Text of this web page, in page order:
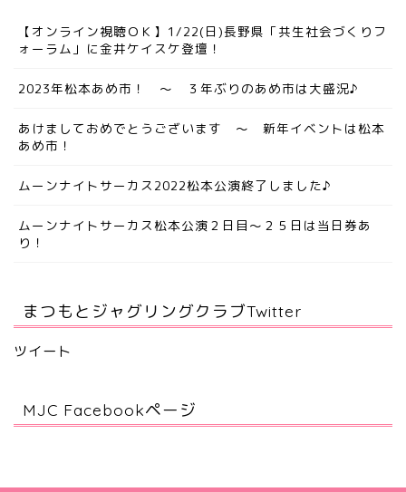
【オンライン視聴ＯＫ】1/22(日)長野県「共生社会づくりフ
ォーラム」に金井ケイスケ登壇！
2023年松本あめ市！ ～ ３年ぶりのあめ市は大盛況♪
あけましておめでとうございます ～ 新年イベントは松本
あめ市！
ムーンナイトサーカス2022松本公演終了しました♪
ムーンナイトサーカス松本公演２日目～２５日は当日券あ
り！
まつもとジャグリングクラブTwitter
ツイート
MJC Facebookページ